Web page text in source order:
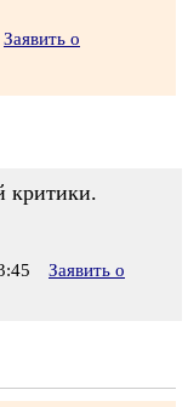
Заявить о
критики.
Заявить о